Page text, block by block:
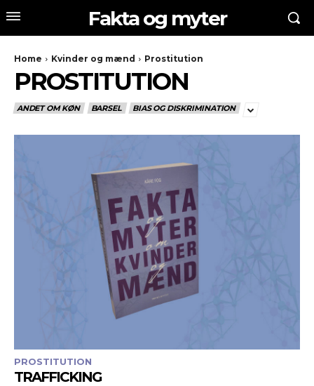
Fakta og myter
Home Kvinder og mænd Prostitution
PROSTITUTION
ANDET OM KØN BARSEL BIAS OG DISKRIMINATION
PROSTITUTION
TRAFFICKING